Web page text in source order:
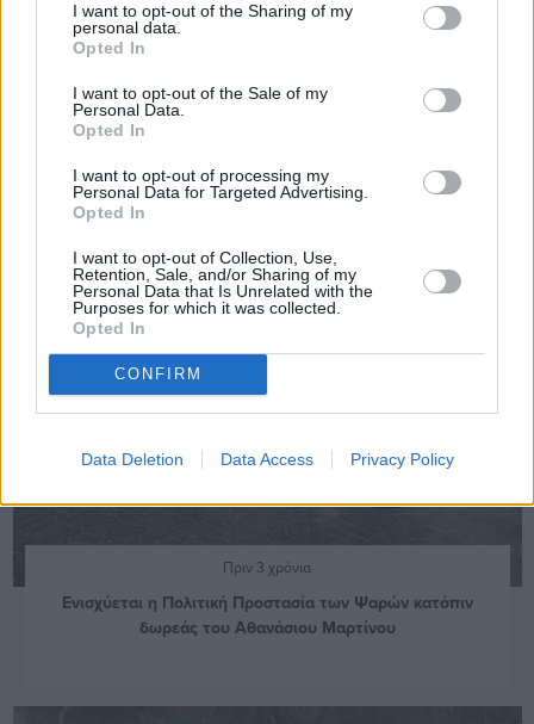
I want to opt-out of the Sharing of my
personal data.
Opted In
I want to opt-out of the Sale of my
Personal Data.
Opted In
I want to opt-out of processing my
Personal Data for Targeted Advertising.
Opted In
I want to opt-out of Collection, Use,
Retention, Sale, and/or Sharing of my
Personal Data that Is Unrelated with the
Purposes for which it was collected.
Opted In
CONFIRM
Data Deletion Data Access Privacy Policy
1.089.126€ για τη βελτίωση της πρόσβασης σε γεωργική γη
Πριν 3 χρόνια
Ενισχύεται η Πολιτική Προστασία των Ψαρών κατόπιν
δωρεάς του Αθανάσιου Μαρτίνου